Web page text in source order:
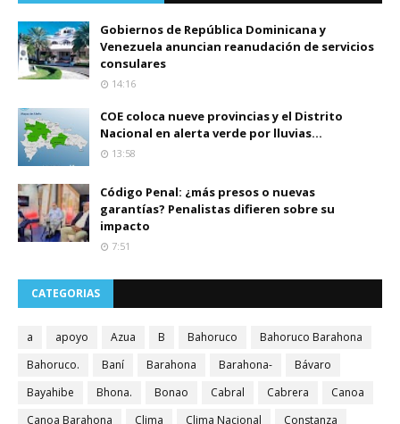
Gobiernos de República Dominicana y
Venezuela anuncian reanudación de servicios
consulares
14:16
COE coloca nueve provincias y el Distrito
Nacional en alerta verde por lluvias...
13:58
Código Penal: ¿más presos o nuevas
garantías? Penalistas difieren sobre su
impacto
7:51
CATEGORIAS
a apoyo Azua B Bahoruco
Bahoruco Barahona
Bahoruco.
Baní Barahona Barahona-
Bávaro
Bayahibe
Bhona. Bonao Cabral Cabrera
Canoa
Canoa Barahona
Clima Clima Nacional
Constanza